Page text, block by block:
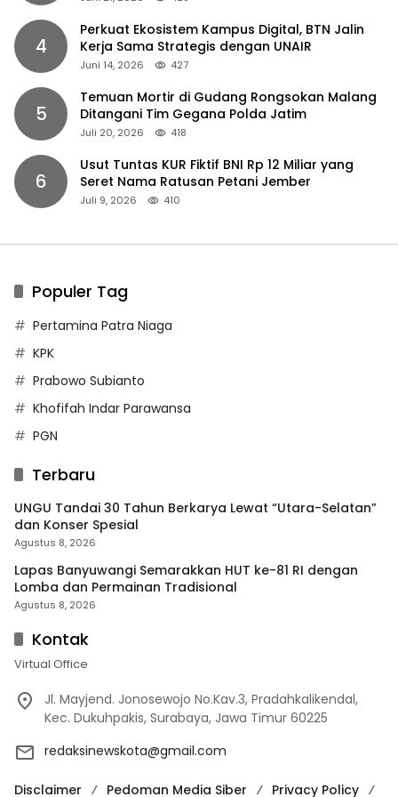
4
Perkuat Ekosistem Kampus Digital, BTN Jalin
Kerja Sama Strategis dengan UNAIR
Juni 14, 2026 427
5
Temuan Mortir di Gudang Rongsokan Malang
Ditangani Tim Gegana Polda Jatim
Juli 20, 2026 418
6
Usut Tuntas KUR Fiktif BNI Rp 12 Miliar yang
Seret Nama Ratusan Petani Jember
Juli 9, 2026 410
Populer Tag
Pertamina Patra Niaga
KPK
Prabowo Subianto
Khofifah Indar Parawansa
PGN
Terbaru
UNGU Tandai 30 Tahun Berkarya Lewat “Utara-Selatan”
dan Konser Spesial
Agustus 8, 2026
Lapas Banyuwangi Semarakkan HUT ke-81 RI dengan
Lomba dan Permainan Tradisional
Agustus 8, 2026
Kontak
Virtual Office
Jl. Mayjend. Jonosewojo No.Kav.3, Pradahkalikendal,
Kec. Dukuhpakis, Surabaya, Jawa Timur 60225
redaksinewskota@gmail.com
Disclaimer Pedoman Media Siber Privacy Policy